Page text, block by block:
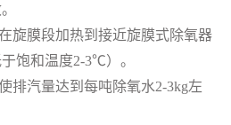
膜段加热到接近旋膜式除氧器
饱和温度2-3℃）。
汽量达到每吨除氧水2-3kg左